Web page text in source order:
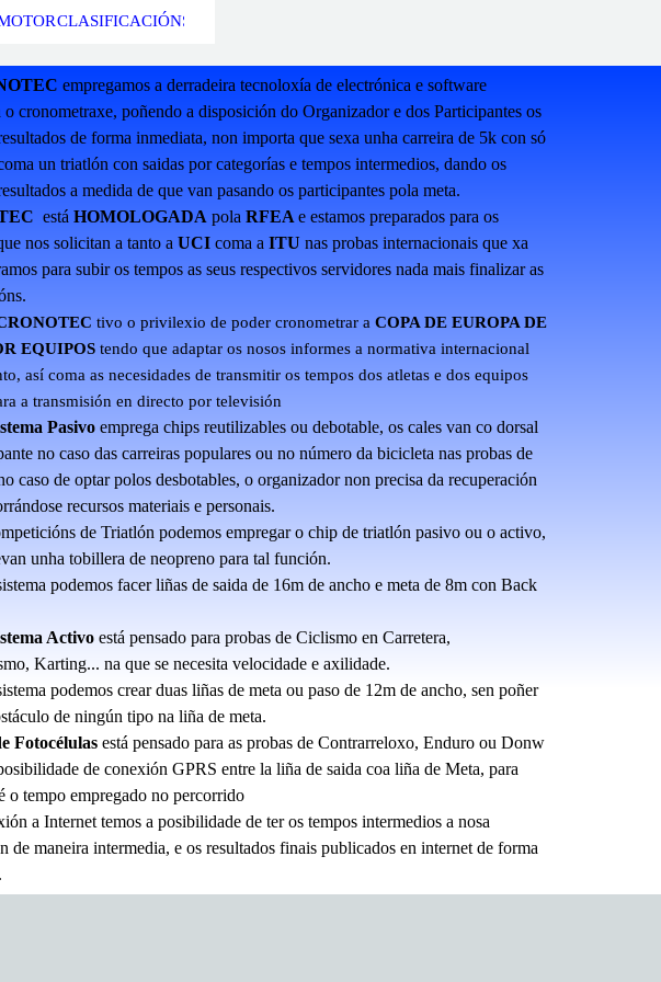
CLASIFICACIÓNS
empregamos a derradeira tecnoloxía de electrónica e software
o cronometraxe, poñendo a disposición do Organizador e dos Participantes os
de forma inmediata, non importa que sexa unha carreira de 5k con só
un triatlón con saidas por categorías e tempos intermedios, dando os
a medida de que van pasando os participantes pola meta.
está HOMOLOGADA pola RFEA e estamos preparados para os
nos solicitan a tanto a UCI coma a ITU nas probas internacionais que xa
para subir os tempos as seus respectivos servidores nada mais finalizar as
tivo o privilexio de poder cronometrar a COPA DE EUROPA DE
EQUIPOS tendo que adaptar os nosos informes a normativa internacional
así coma as necesidades de transmitir os tempos dos atletas e dos equipos
a transmisión en directo por televisión
Pasivo emprega chips reutilizables ou debotable, os cales van co dorsal
no caso das carreiras populares ou no número da bicicleta nas probas de
caso de optar polos desbotables, o organizador non precisa da recuperación
recursos materiais e personais.
de Triatlón podemos empregar o chip de triatlón pasivo ou o activo,
unha tobillera de neopreno para tal función.
podemos facer liñas de saida de 16m de ancho e meta de 8m con Back
Activo está pensado para probas de Ciclismo en Carretera,
Karting... na que se necesita velocidade e axilidade.
podemos crear duas liñas de meta ou paso de 12m de ancho, sen poñer
de ningún tipo na liña de meta.
Fotocélulas está pensado para as probas de Contrarreloxo, Enduro ou Donw
de conexión GPRS entre la liña de saida coa liña de Meta, para
o tempo empregado no percorrido
a Internet temos a posibilidade de ter os tempos intermedios a nosa
de maneira intermedia, e os resultados finais publicados en internet de forma